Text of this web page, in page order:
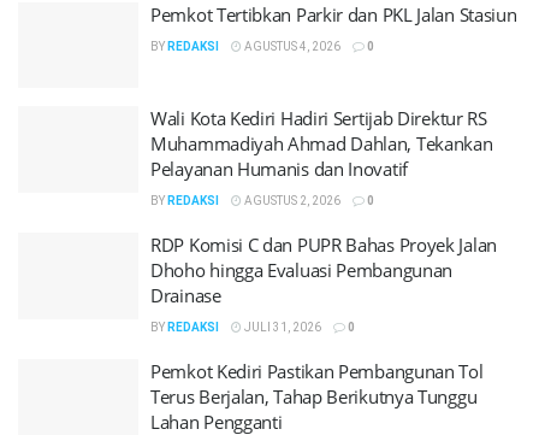
Pemkot Tertibkan Parkir dan PKL Jalan Stasiun
BY REDAKSI AGUSTUS 4, 2026 0
Wali Kota Kediri Hadiri Sertijab Direktur RS
Muhammadiyah Ahmad Dahlan, Tekankan
Pelayanan Humanis dan Inovatif
BY REDAKSI AGUSTUS 2, 2026 0
RDP Komisi C dan PUPR Bahas Proyek Jalan
Dhoho hingga Evaluasi Pembangunan
Drainase
BY REDAKSI JULI 31, 2026 0
Pemkot Kediri Pastikan Pembangunan Tol
Terus Berjalan, Tahap Berikutnya Tunggu
Lahan Pengganti